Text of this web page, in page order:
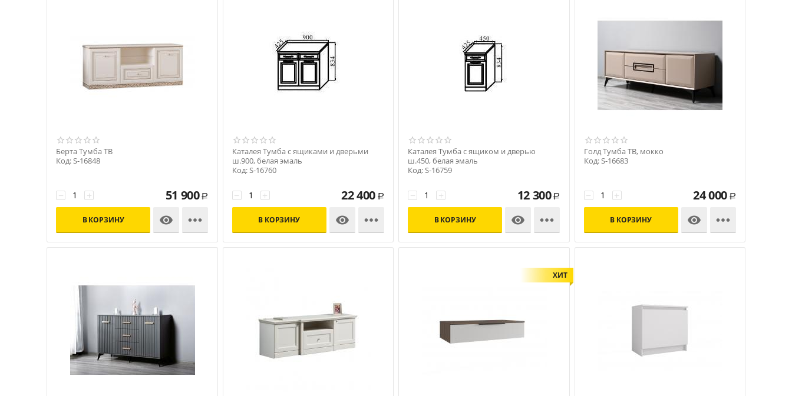
Берта Тумба ТВ
Код: S-16848
+
− 51 900 Р
В КОРЗИНУ 

Каталея Тумба с ящиками и дверьми
ш.900, белая эмаль
Код: S-16760
+
− 22 400 Р
В КОРЗИНУ 

Каталея Тумба с ящиком и дверью
ш.450, белая эмаль
Код: S-16759
+
− 12 300 Р
В КОРЗИНУ 

Голд Тумба ТВ, мокко
Код: S-16683
+
− 24 000 Р
В КОРЗИНУ 

ХИТ